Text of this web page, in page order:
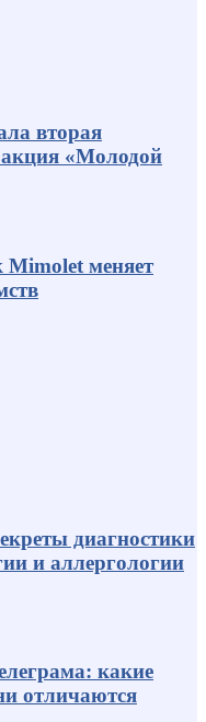
вторая
«Молодой
Mimolet меняет
диагностики
и аллергологии
какие
отличаются